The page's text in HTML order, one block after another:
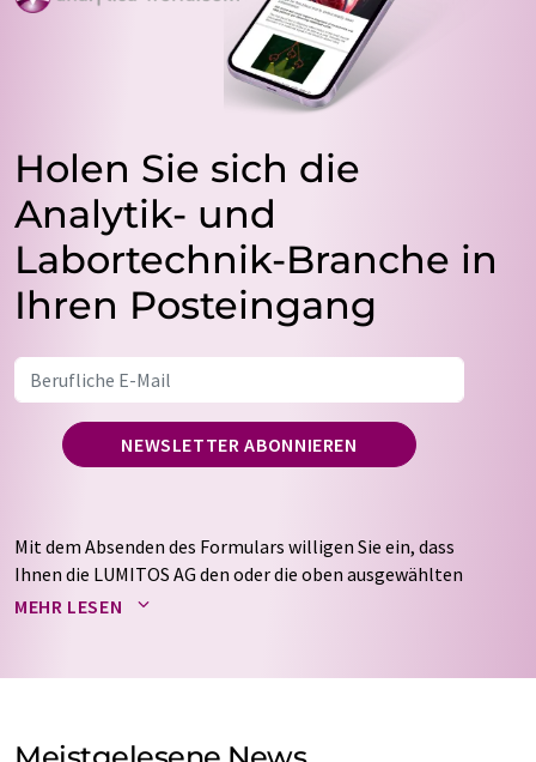
Holen Sie sich die
Analytik- und
Labortechnik-Branche in
Ihren Posteingang
NEWSLETTER ABONNIEREN
Mit dem Absenden des Formulars willigen Sie ein, dass
Ihnen die LUMITOS AG den oder die oben ausgewählten
Newsletter per E-Mail zusendet. Ihre Daten werden
auf Basis unsererDatenschutzerklärung. LUMITOS darf
Meinungsforschung per E-Mail kontaktieren. Ihre
MEHR LESEN